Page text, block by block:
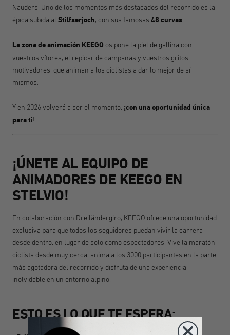
Nauders. Uno de los momentos más destacados del recorrido es la
épica subida al Stilfserjoch, con sus famosas 48 curvas
La zona de animación KEEGO os pone la piel de gallina con
vuestros vítores, el repicar de campanas y vuestros gritos
motivadores, que animan a los ciclistas a dar lo mejor de sí
mismos.
Y en 2026 volverá a ser el momento, ¡con una oportunidad única
para ti!
¡ÚNETE AL EQUIPO DE
ANIMADORES DE KEEGO EN
STELVIO!
En colaboración con Dreiländergiro, KEEGO ofrece una oportunidad
exclusiva para que todos los seguidores puedan vivir la carrera
desde dentro, en lugar de solo como espectadores. Vive la maratón
ciclista desde muy cerca, anima a los 3000 participantes en la parte
más agotadora del recorrido y disfruta de una experiencia
inolvidable en un entorno alpino.
ESTO ES LO QUE TE ESPERA: